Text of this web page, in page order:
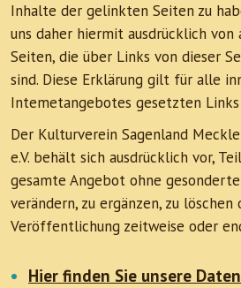
Inhalte der gelinkten Seiten zu
uns daher hiermit ausdrücklich
Seiten, die über Links von dieser
sind. Diese Erklärung gilt für alle
Intemetangebotes gesetzten Links
Der Kulturverein Sagenland
e.V. behält sich ausdrücklich vor,
gesamte Angebot ohne
verändern, zu ergänzen, zu löschen
Veröffentlichung zeitweise oder
Hier finden Sie unsere